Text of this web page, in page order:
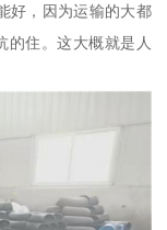
好，因为运输的大都
的住。这大概就是人